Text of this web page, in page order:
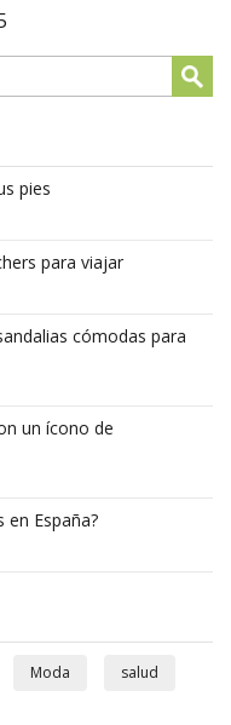
pies
para viajar
cómodas para
un ícono de
España?
Moda salud